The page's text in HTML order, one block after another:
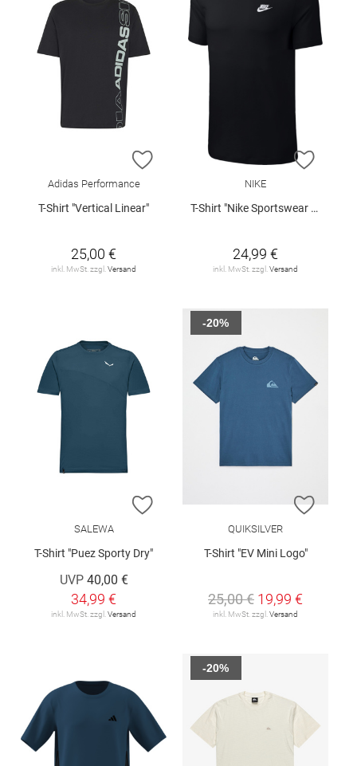
ZUR WUNSCHLISTE HINZUFÜGEN
Adidas Performance
T-Shirt "Vertical Linear"
25,00 €
inkl. MwSt. zzgl.Versand
ZUR
NIKE
T-Shirt "Nike Sportswear Club"
24,99 €
inkl. MwSt. zzgl.Versand
ZUR WUNSCHLISTE HINZUFÜGEN
SALEWA
T-Shirt "Puez Sporty Dry"
UVP 40,00 €
34,99 €
inkl. MwSt. zzgl.Versand
ZUR
QUIKSILVER
T-Shirt "EV Mini Logo"
25,00 € 19,99 €
inkl. MwSt. zzgl.Versand
-20%
-20%